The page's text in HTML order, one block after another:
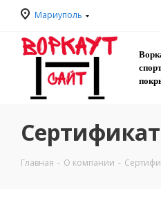
Мариуполь
Главная - О компании -